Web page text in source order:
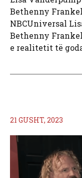
Bethenny
NBCUniversal
Bethenny
e realitetit të
21 GUSHT, 2023